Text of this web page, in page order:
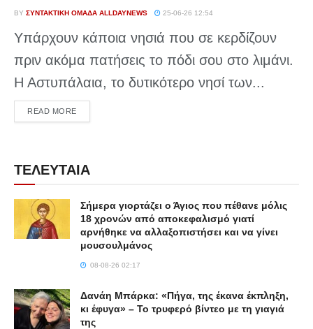
BY ΣΥΝΤΑΚΤΙΚΉ ΟΜΆΔΑ ALLDAYNEWS 25-06-26 12:54
Υπάρχουν κάποια νησιά που σε κερδίζουν
πριν ακόμα πατήσεις το πόδι σου στο λιμάνι.
Η Αστυπάλαια, το δυτικότερο νησί των...
READ MOREDETAILS
ΤΕΛΕΥΤΑΙΑ
Σήμερα γιορτάζει ο Άγιος που πέθανε μόλις
18 χρονών από αποκεφαλισμό γιατί
αρνήθηκε να αλλαξοπιστήσει και να γίνει
μουσουλμάνος
08-08-26 02:17
Δανάη Μπάρκα: «Πήγα, της έκανα έκπληξη,
κι έφυγα» – Το τρυφερό βίντεο με τη γιαγιά
της